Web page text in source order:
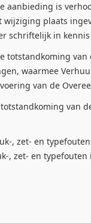
aanbieding is
plaats
schriftelijk in
van
waarmee
van de
van
zet- en
, zet- en